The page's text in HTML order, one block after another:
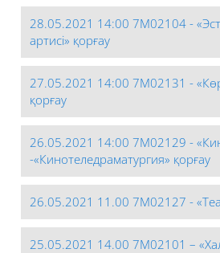
28.05.2021 14:00 7М02104 -
артисі» қорғау
27.05.2021 14:00 7М02131 -
қорғау
26.05.2021 14:00 7М02129 -
-«Кинотеледраматургия» қорғау
26.05.2021 11.00 7М02127 -
25.05.2021 14.00 7М02101 –